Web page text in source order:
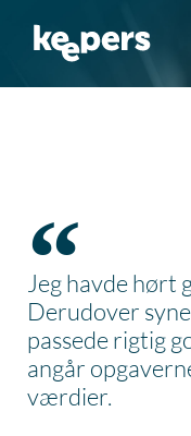
indholdet
Jeg havde hørt
Derudover
passede rigtig
angår
værdier.